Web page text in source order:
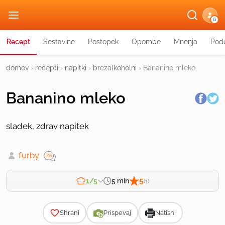
G
Recept Sestavine Postopek Opombe Mnenja
domov › recepti › napitki › brezalkoholni › Bananino mleko
Bananino mleko
sladek, zdrav napitek
furby
1/5 5 min 5(1)
Shrani Prispevaj Natisni